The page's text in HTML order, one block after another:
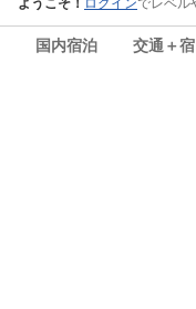
国内宿泊 交通＋宿